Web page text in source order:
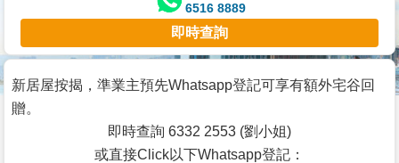
宅
谷
按
6516 8889
即時查詢
新居屋按揭，準業主預先Whatsapp登記可享有額外宅谷回
贈。
即時查詢 6332 2553 (劉小姐)
或直接Click以下Whatsapp登記：